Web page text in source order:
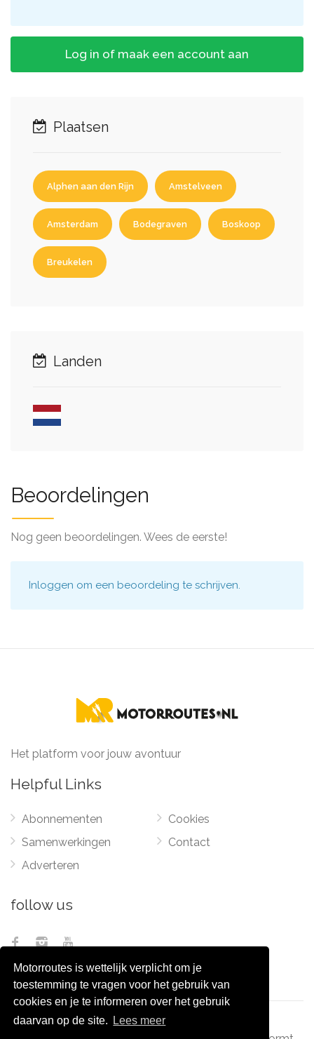
Motorroutes is wettelijk verplicht om je
toestemming te vragen voor het gebruik van
cookies en je te informeren over het gebruik
daarvan op de site.
Lees meer
Log in of maak een account aan
Plaatsen
Alphen aan den Rijn Amstelveen
Amsterdam Bodegraven Boskoop
Breukelen
Landen
Beoordelingen
Nog geen beoordelingen. Wees de eerste!
Inloggen om een beoordeling te schrijven.
Het platform voor jouw avontuur
Helpful Links
Abonnementen
Samenwerkingen
Adverteren
Cookies
Contact
follow us